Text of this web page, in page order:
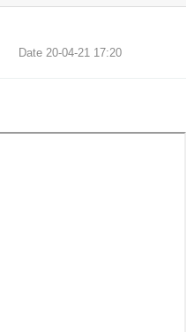
Date 20-04-21 17:20